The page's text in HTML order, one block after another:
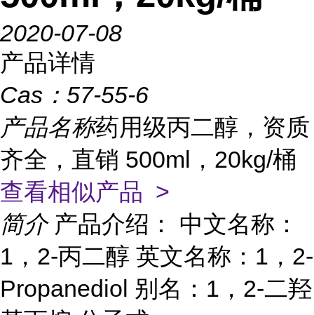
2020-07-08
产品详情
Cas： 57-55-6
产品名称药用级丙二醇，资质
齐全，直销 500ml，20kg/桶
查看相似产品 >
简介 产品介绍： 中文名称：
1，2-丙二醇 英文名称：1，2-
Propanediol 别名：1，2-二羟